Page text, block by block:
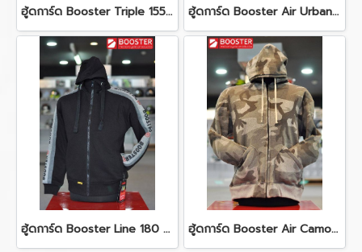
ฮู้ดการ์ด Booster Triple 155 Black/Camo Blue/Blue ฮู้ดการ์ด Booster Air Urban 101
ฮู้ดการ์ด Booster Line 180 Black ฮู้ดการ์ด Booster Air Camo 444